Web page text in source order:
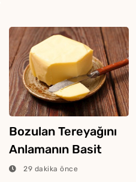
Bozulan Tereyağını
Anlamanın Basit
Yolları
29 dakika önce